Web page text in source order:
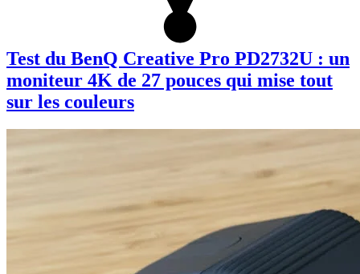
Test du BenQ Creative Pro PD2732U : un
moniteur 4K de 27 pouces qui mise tout
sur les couleurs